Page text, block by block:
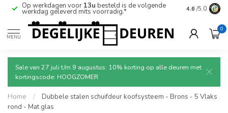
Op werkdagen voor 13u besteld is de volgende
werkdag geleverd mits voorradig.*
Ruim aanbod
deuren.
4.6 /5.0
MENU
0
Sale van 27 juli t/m 9 augustus: 10% korting op alle deuren met
kortingscode: HOOGZOMER
Home /
Dubbele stalen schuifdeur koofsysteem - Brons - 5 Vlaks
rond - Mat glas